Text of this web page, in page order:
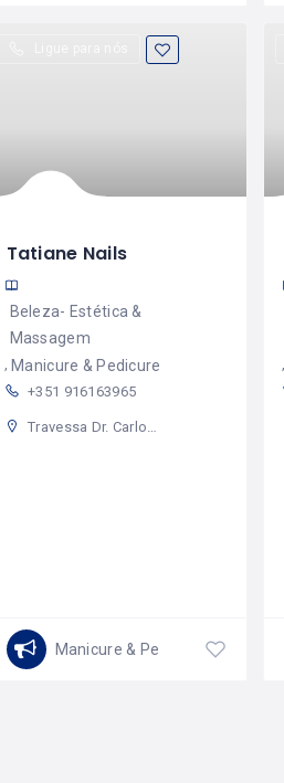
Tatiane Nails
Beleza- Estética &
Massagem
Manicure & Pedicure
+351 916163965
Travessa Dr. Carlos Pires Felgueiras-34- 1° andar sala 3- 4470-157,cidade de Maia Portugal
Manicure & Pedicure